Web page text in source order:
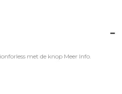
met de knop Meer Info.